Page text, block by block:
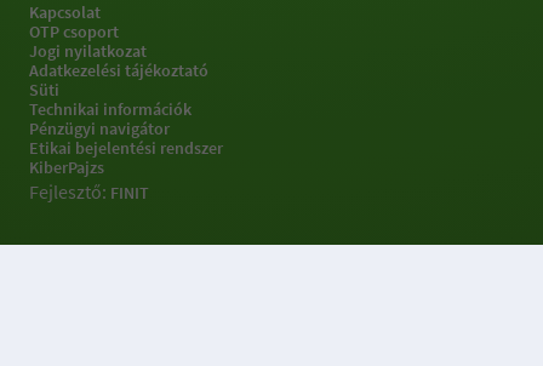
Kapcsolat
OTP csoport
Jogi nyilatkozat
Adatkezelési tájékoztató
Süti
Technikai információk
Pénzügyi navigátor
Etikai bejelentési rendszer
KiberPajzs
Fejlesztő: FINIT